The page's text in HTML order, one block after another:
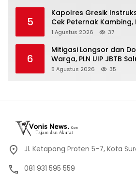
5
Kapolres Gresik
Cek Peternak Kambing,
Ketahanan Pangan
1 Agustus 2026 37
6
Mitigasi Longsor dan
Warga, PLN UIP JBTB
Konservasi 4.000
5 Agustus 2026 35
Jl. Ketapang Proten 5-7, Kota
081 931 595 559